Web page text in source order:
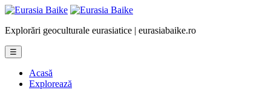
Explorări geoculturale eurasiatice | eurasiabaike.ro
☰
Acasă
Explorează